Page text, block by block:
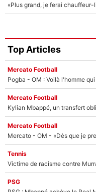
Top Articles
Mercato Football
Pogba - OM : Voilà l'homme
Mercato Football
Kylian Mbappé, un transfert
Mercato Football
Tennis
PSG